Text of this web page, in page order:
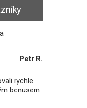
Petr R.
rychle.
bonusem